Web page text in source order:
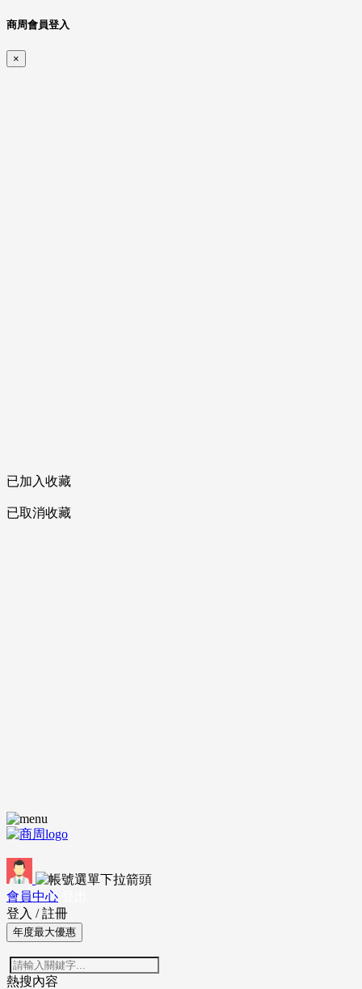
商周會員登入
×
已加入收藏
已取消收藏
會員中心
登入 / 註冊
年度最大優惠
熱搜內容